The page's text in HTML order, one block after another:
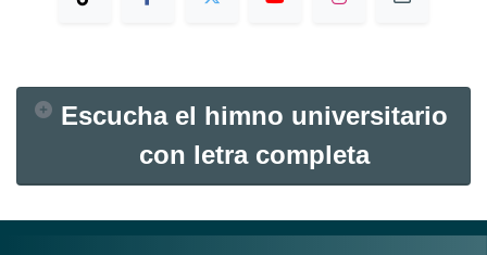
Escucha el himno universitario
con letra completa